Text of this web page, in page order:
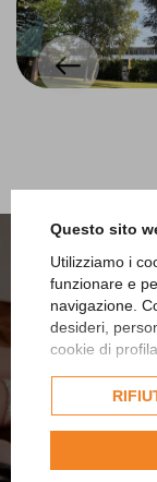
Questo sito
Utilizziamo i
funzionare e
navigazione.
desideri,
cookie di
dell'utente e,
per
informazioni
uoi Entr
Sei